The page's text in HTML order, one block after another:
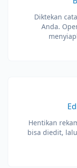
Diktekan
Anda.
Hentikan
bisa diedit,